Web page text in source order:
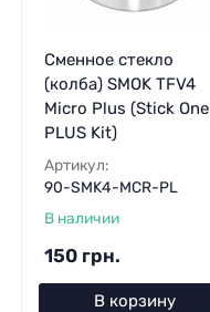
Сменное стекло
(колба) SMOK TFV4
Micro Plus (Stick One
PLUS Kit)
Артикул:
90-SMK4-MCR-PL
В наличии
150 грн.
В корзину